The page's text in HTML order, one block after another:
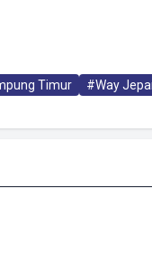
Timur #Way